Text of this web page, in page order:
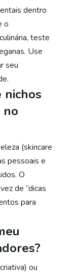
dentro
o
teste
Use
seu
nichos
no
(skincare
pessoais e
O
de “dicas
para
ou